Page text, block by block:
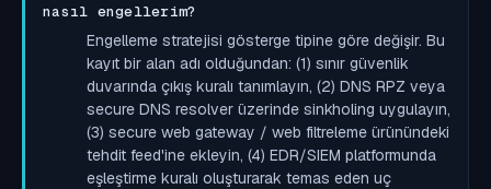
nasıl engellerim?
Engelleme stratejisi gösterge tipine göre değişir. Bu
kayıt bir alan adı olduğundan: (1) sınır güvenlik
duvarında çıkış kuralı tanımlayın, (2) DNS RPZ veya
secure DNS resolver üzerinde sinkholing uygulayın,
(3) secure web gateway / web filtreleme ürünündeki
tehdit feed'ine ekleyin, (4) EDR/SIEM platformunda
eşleştirme kuralı oluşturarak temas eden uç